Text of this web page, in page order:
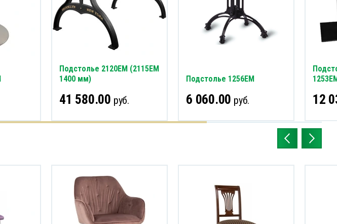
Подстолье 2120EM (2115EM
1400 мм)
41 580.00 руб.
Подстолье 1256EM
6 060.00 руб. 12